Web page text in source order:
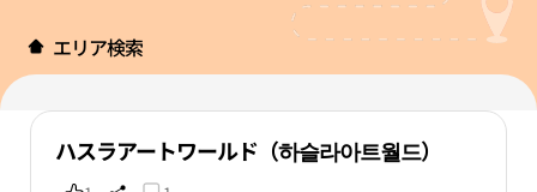
エリア検索
ハスラアートワールド（하슬라아트월드）